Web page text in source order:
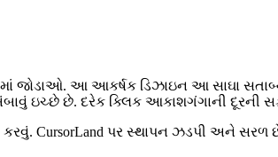
જોડાઓ. આ આકર્ષક ડિઝાઇન આ સાઘા
ઇચ્છે છે. દરેક ક્લિક આકાશગંગાની દૂરની
કરવું. CursorLand પર સ્થાપન ઝડપી